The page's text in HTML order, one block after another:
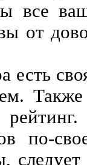
все
от
есть
Также
по-